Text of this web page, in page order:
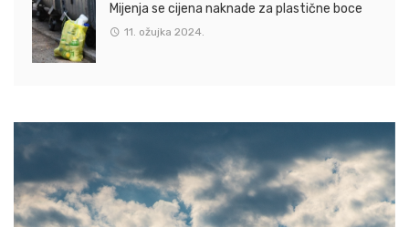
Mijenja se cijena naknade za plastične boce
11. ožujka 2024.